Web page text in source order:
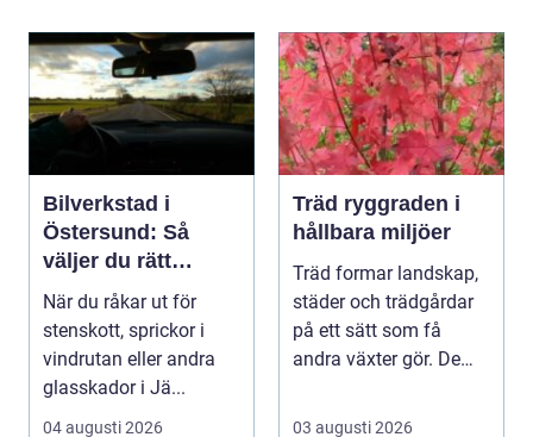
Bilverkstad i
Östersund: Så
väljer du rätt
verkstad för
glasskador
När du råkar ut för
stenskott, sprickor i
vindrutan eller andra
glasskador i Jä...
04 augusti 2026
Träd ryggraden i
hållbara miljöer
Träd formar landskap,
städer och trädgårdar
på ett sätt som få
andra växter gör. De
03 augusti 2026